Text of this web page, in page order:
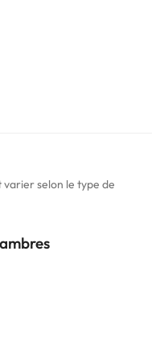
selon le type de